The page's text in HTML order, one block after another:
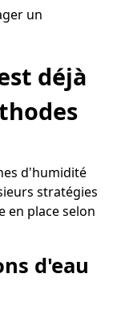
un
déjà
d'humidité
stratégies
en place selon
d'eau